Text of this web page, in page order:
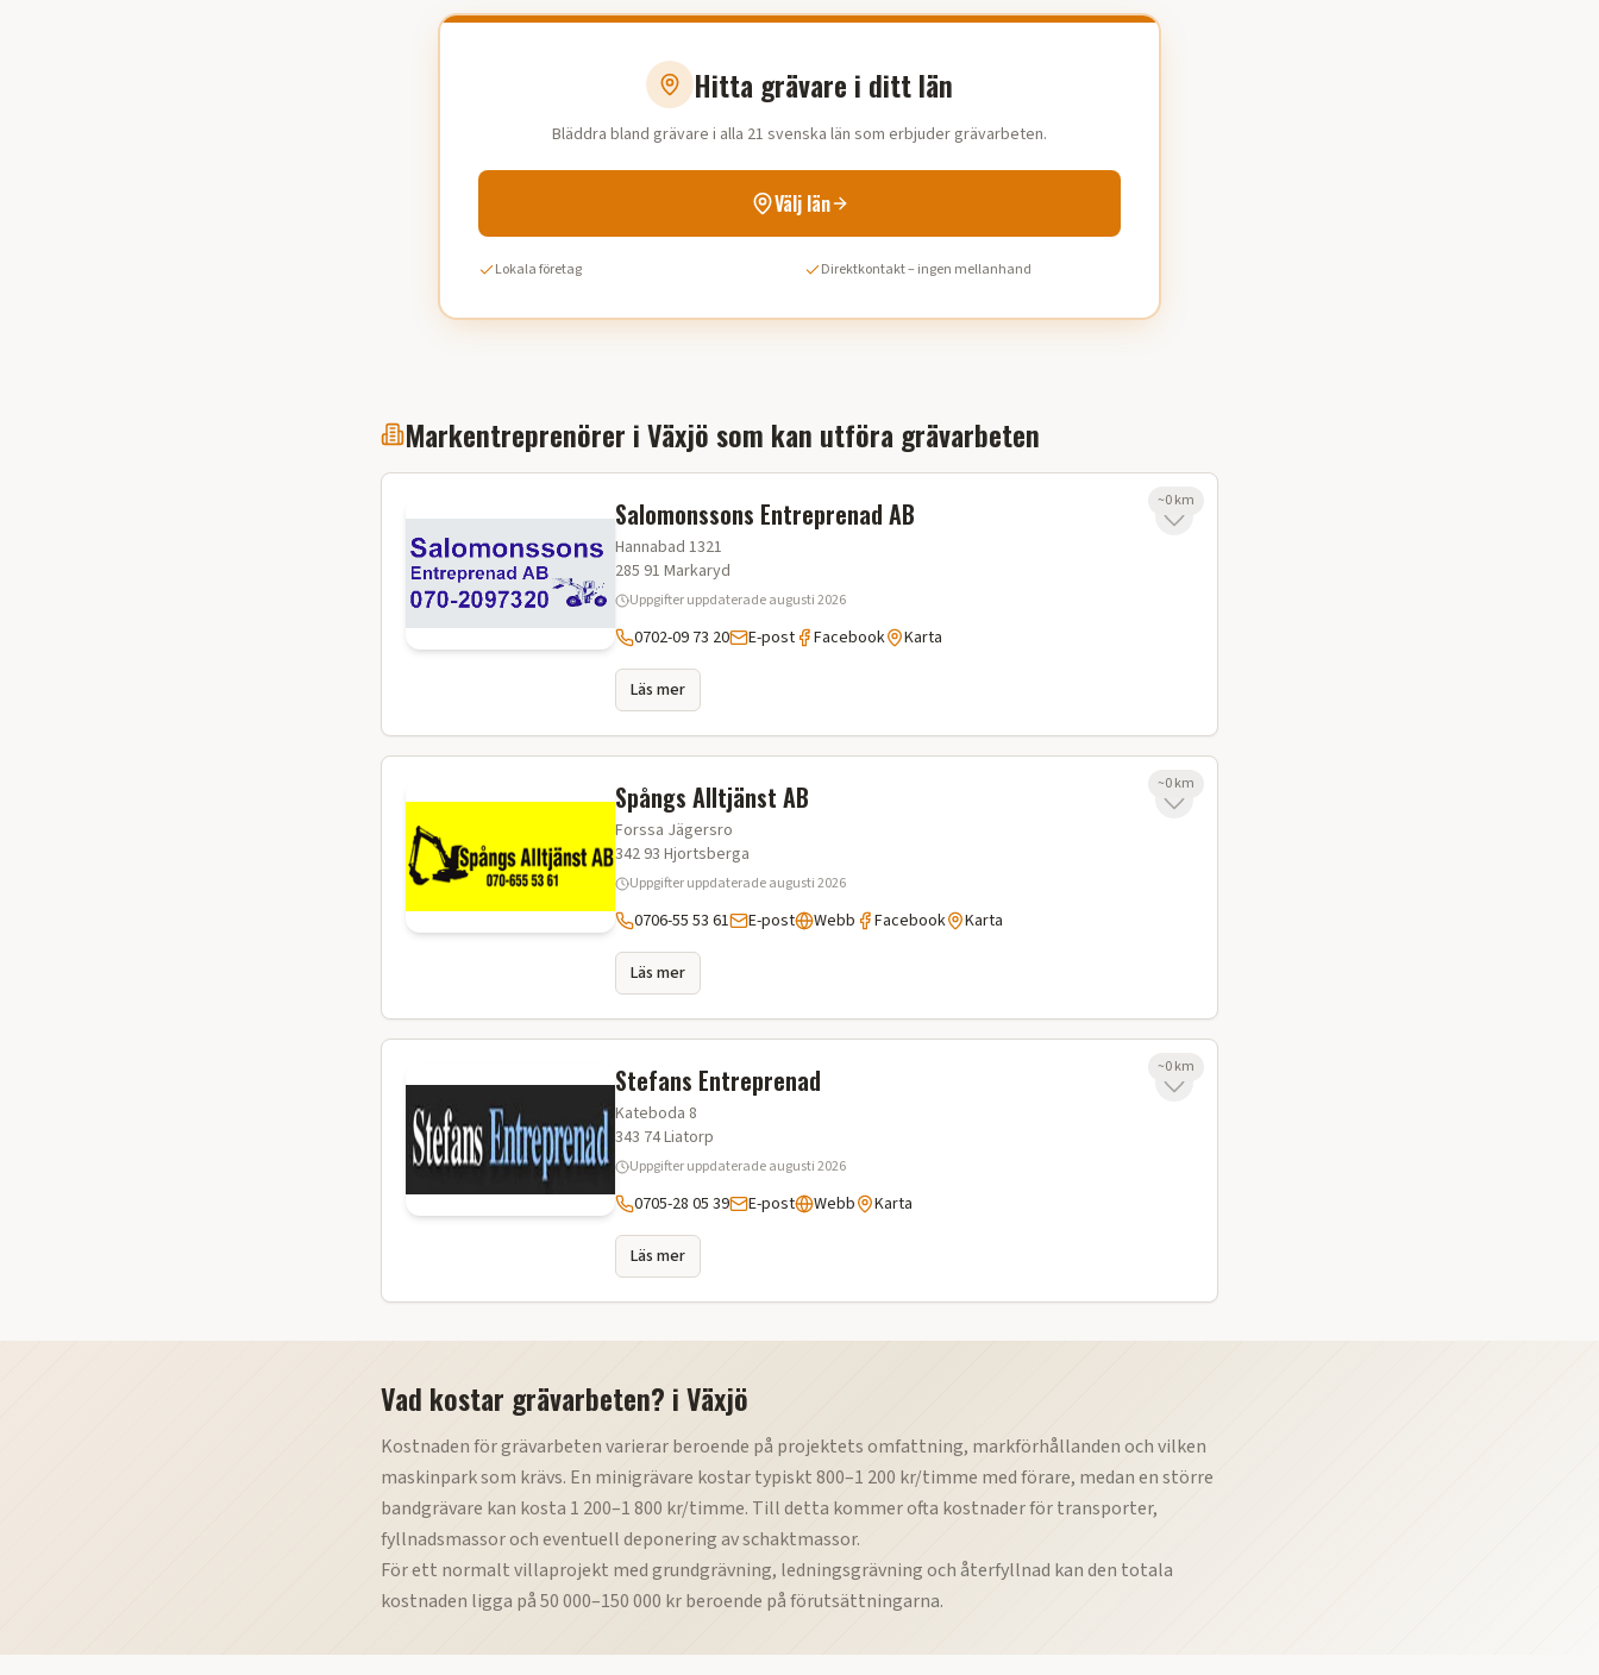
Hitta grävare i ditt län
Bläddra bland grävare i alla 21 svenska län som erbjuder grävarbeten.
Välj län
Lokala företag Direktkontakt – ingen mellanhand
Markentreprenörer iVäxjösom kan utföra grävarbeten
Salomonssons Entreprenad AB
Hannabad 1321
285 91 Markaryd
Uppgifter uppdateradeaugusti 2026
0702-09 73 20 E-post Facebook Karta
Läs mer
~0km
Spångs Alltjänst AB
Forssa Jägersro
342 93 Hjortsberga
Uppgifter uppdateradeaugusti 2026
0706-55 53 61 E-post Webb Facebook Karta
Läs mer
~0km
Stefans Entreprenad
Kateboda 8
343 74Liatorp
Uppgifter uppdateradeaugusti 2026
0705-28 05 39 E-post Webb Karta
Läs mer
~0km
Vad kostar grävarbeten? iVäxjö
Kostnaden för grävarbeten varierar beroende på projektets omfattning, markförhållanden och vilken
maskinpark som krävs. En minigrävare kostar typiskt 800–1 200 kr/timme med förare, medan en större
bandgrävare kan kosta 1 200–1 800 kr/timme. Till detta kommer ofta kostnader för transporter,
fyllnadsmassor och eventuell deponering av schaktmassor.
För ett normalt villaprojekt med grundgrävning, ledningsgrävning och återfyllnad kan den totala
kostnaden ligga på 50 000–150 000 kr beroende på förutsättningarna.